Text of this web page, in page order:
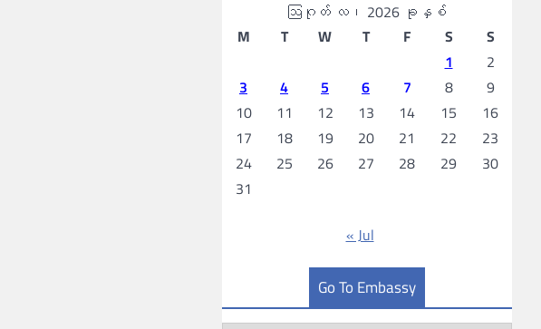
ဩဂုတ် လ၊ 2026 ခုနှစ်
M
T W T F S
S
1
2
3
4 5 6 7 8
9
10
11 12 13 14 15
16
17
18 19 20 21 22
23
24
25 26 27 28 29
30
31
« Jul
Go To Embassy